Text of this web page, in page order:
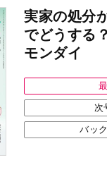
実家の処分
でどうする
モンダイ
次
バッ